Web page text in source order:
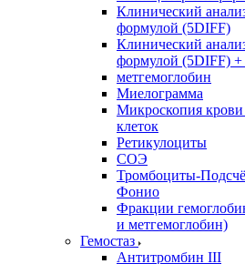
Клинический
формулой (5DIFF)
Клинический
формулой (5DIFF)
метгемоглобин
Миелограмма
Микроскопия
клеток
Ретикулоциты
СОЭ
Тромбоциты-
Фонио
Фракции
и метгемоглобин)
Гемостаз
Антитромбин III